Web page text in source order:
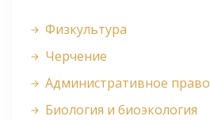
Физкультура
Черчение
Административное право
Биология и биоэкология